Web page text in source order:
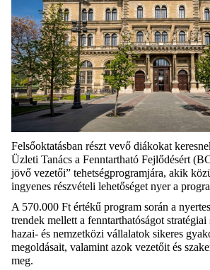
Felsőoktatásban részt vevő diákokat
Üzleti Tanács a Fenntartható Fejlődésért
jövő vezetői” tehetségprogramjára, akik
ingyenes részvételi lehetőséget nyer a
A 570.000 Ft értékű program során a
trendek mellett a fenntarthatóságot
hazai- és nemzetközi vállalatok sikeres
megoldásait, valamint azok vezetőit és
meg.